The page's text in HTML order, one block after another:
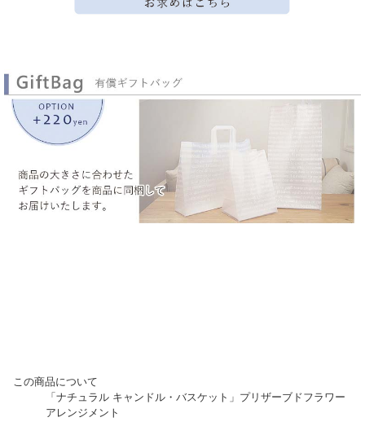
この商品について
「ナチュラル キャンドル・バスケット」プリザーブドフラワー
アレンジメント